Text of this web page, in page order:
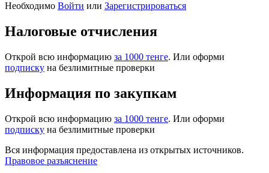
Необходимо Войти или Зарегистрироваться
Налоговые отчисления
Открой всю информацию за 1000 тенге. Или оформи
подписку на безлимитные проверки
Информация по закупкам
Открой всю информацию за 1000 тенге. Или оформи
подписку на безлимитные проверки
Вся информация предоставлена из открытых источников.
Правовое разъяснение